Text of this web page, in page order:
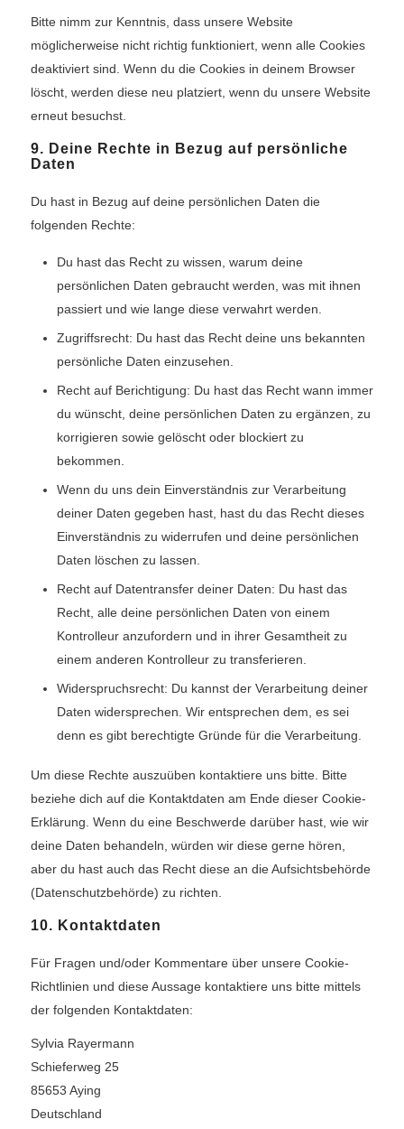
Bitte nimm zur Kenntnis, dass unsere Website
möglicherweise nicht richtig funktioniert, wenn alle Cookies
deaktiviert sind. Wenn du die Cookies in deinem Browser
löscht, werden diese neu platziert, wenn du unsere Website
erneut besuchst.
9. Deine Rechte in Bezug auf persönliche
Daten
Du hast in Bezug auf deine persönlichen Daten die
folgenden Rechte:
Du hast das Recht zu wissen, warum deine
persönlichen Daten gebraucht werden, was mit ihnen
passiert und wie lange diese verwahrt werden.
Zugriffsrecht: Du hast das Recht deine uns bekannten
persönliche Daten einzusehen.
Recht auf Berichtigung: Du hast das Recht wann immer
du wünscht, deine persönlichen Daten zu ergänzen, zu
korrigieren sowie gelöscht oder blockiert zu
bekommen.
Wenn du uns dein Einverständnis zur Verarbeitung
deiner Daten gegeben hast, hast du das Recht dieses
Einverständnis zu widerrufen und deine persönlichen
Daten löschen zu lassen.
Recht auf Datentransfer deiner Daten: Du hast das
Recht, alle deine persönlichen Daten von einem
Kontrolleur anzufordern und in ihrer Gesamtheit zu
einem anderen Kontrolleur zu transferieren.
Widerspruchsrecht: Du kannst der Verarbeitung deiner
Daten widersprechen. Wir entsprechen dem, es sei
denn es gibt berechtigte Gründe für die Verarbeitung.
Um diese Rechte auszuüben kontaktiere uns bitte. Bitte
beziehe dich auf die Kontaktdaten am Ende dieser Cookie-
Erklärung. Wenn du eine Beschwerde darüber hast, wie wir
deine Daten behandeln, würden wir diese gerne hören,
aber du hast auch das Recht diese an die Aufsichtsbehörde
(Datenschutzbehörde) zu richten.
10. Kontaktdaten
Für Fragen und/oder Kommentare über unsere Cookie-
Richtlinien und diese Aussage kontaktiere uns bitte mittels
der folgenden Kontaktdaten:
Sylvia Rayermann
Schieferweg 25
85653 Aying
Deutschland